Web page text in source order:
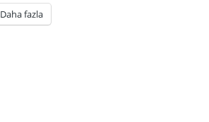
Daha fazla